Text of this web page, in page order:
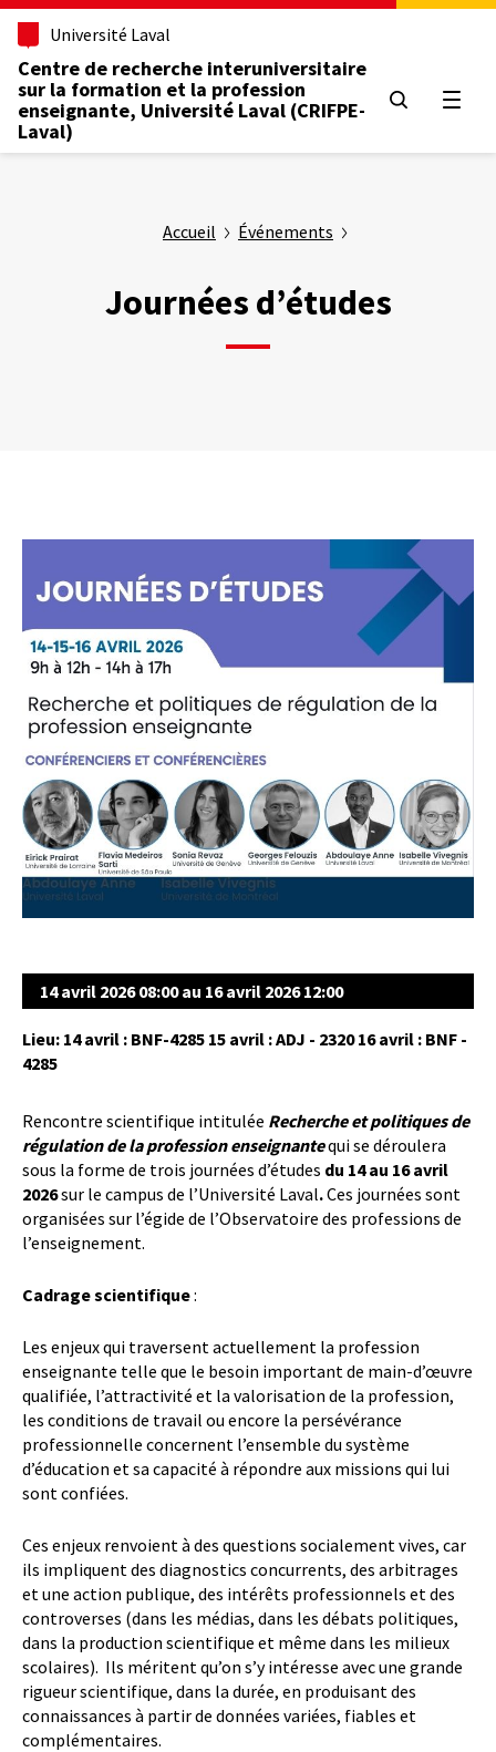
Aller
contenu
principal
Université Laval
Centre de recherche interuniversitaire
sur la formation et la profession
enseignante, Université Laval (CRIFPE-
Laval)
Accueil Événements
Journées d’études
14 avril 2026 08:00 au 16 avril 2026 12:00
Lieu: 14 avril : BNF-4285 15 avril : ADJ - 2320 16 avril : BNF -
4285
Rencontre scientifique intitulée Recherche et politiques de
régulation de la profession enseignantequi se déroulera
sous la forme de trois journées d’études du 14 au 16 avril
2026sur le campus de l’Université Laval.Ces journées sont
organisées sur l’égide de l’Observatoire des professions de
l’enseignement.
Cadrage scientifique:
Les enjeux qui traversent actuellement la profession
enseignante telle que le besoin important de main-d’œuvre
qualifiée, l’attractivité et la valorisation de la profession,
les conditions de travail ou encore la persévérance
professionnelle concernent l’ensemble du système
d’éducation et sa capacité à répondre aux missions qui lui
sont confiées.
Ces enjeux renvoient à des questions socialement vives, car
ils impliquent des diagnostics concurrents, des arbitrages
et une action publique, des intérêts professionnels et des
controverses (dans les médias, dans les débats politiques,
dans la production scientifique et même dans les milieux
scolaires). Ils méritent qu’on s’y intéresse avec une grande
rigueur scientifique, dans la durée, en produisant des
connaissances à partir de données variées, fiables et
complémentaires.